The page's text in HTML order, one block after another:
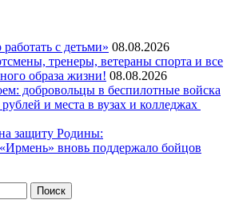
с детьми» 08.08.2026
тренеры, ветераны спорта и все
образа жизни! 08.08.2026
добровольцы в беспилотные войска
и места в вузах и колледжах
защиту Родины:
вновь поддержало бойцов